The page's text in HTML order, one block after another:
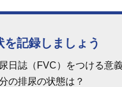
を記録しましょう
日誌（FVC）をつける意
の排尿の状態は？